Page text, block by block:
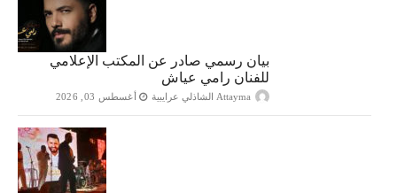
بيان رسمي صادر عن المكتب الإعلامي
للفنان رامي عياش
Attayma الشاذلي عرايبية أغسطس 03, 2026